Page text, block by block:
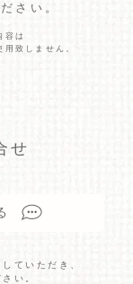
さい。
容は
致しません。
せ
ていただき、
い。